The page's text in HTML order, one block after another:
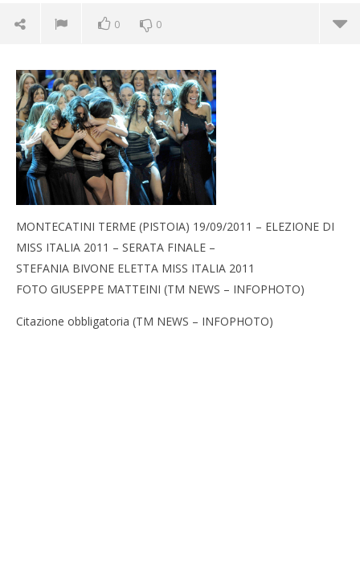
0 0
2011
17/08/2012
Redazione
MONTECATINI TERME (PISTOIA) 19/09/2011 – ELEZIONE DI
MISS ITALIA 2011 – SERATA FINALE –
STEFANIA BIVONE ELETTA MISS ITALIA 2011
FOTO GIUSEPPE MATTEINI (TM NEWS – INFOPHOTO)
Citazione obbligatoria (TM NEWS – INFOPHOTO)